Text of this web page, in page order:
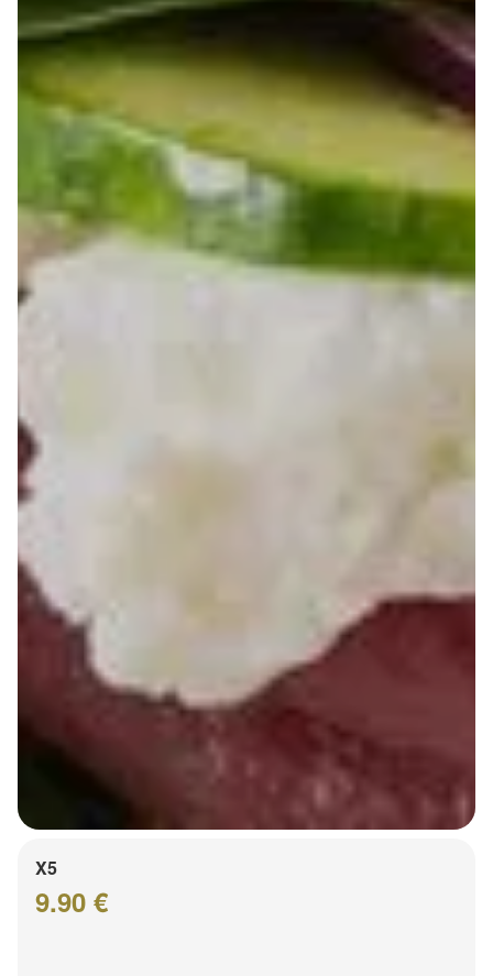
X5
9.90 €